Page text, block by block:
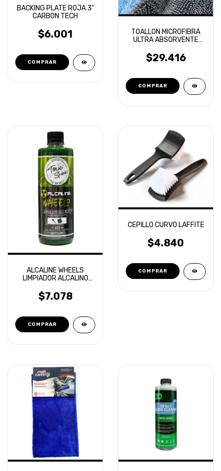
BACKING PLATE ROJA 3"
CARBON TECH
$6.001
TOALLON MICROFIBRA
ULTRA ABSORVENTE
LAFFITTE
$29.416
ALCALINE WHEELS
LIMPIADOR ALCALINO
SHINE 600 ML
$7.078
CEPILLO CURVO LAFFITE
$4.840